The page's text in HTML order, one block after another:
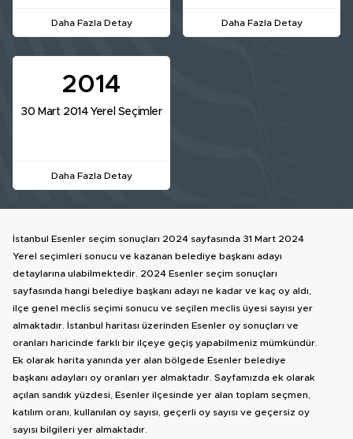
Daha Fazla Detay Daha Fazla Detay
2014
30 Mart 2014 Yerel Seçimler
Daha Fazla Detay
İstanbul Esenler seçim sonuçları 2024 sayfasında 31 Mart 2024
Yerel seçimleri sonucu ve kazanan belediye başkanı adayı
detaylarına ulabilmektedir. 2024 Esenler seçim sonuçları
sayfasında hangi belediye başkanı adayı ne kadar ve kaç oy aldı,
ilçe genel meclis seçimi sonucu ve seçilen meclis üyesi sayısı yer
almaktadır. İstanbul haritası üzerinden Esenler oy sonuçları ve
oranları haricinde farklı bir ilçeye geçiş yapabilmeniz mümkündür.
Ek olarak harita yanında yer alan bölgede Esenler belediye
başkanı adayları oy oranları yer almaktadır. Sayfamızda ek olarak
açılan sandık yüzdesi, Esenler ilçesinde yer alan toplam seçmen,
katılım oranı, kullanılan oy sayısı, geçerli oy sayısı ve geçersiz oy
sayısı bilgileri yer almaktadır.